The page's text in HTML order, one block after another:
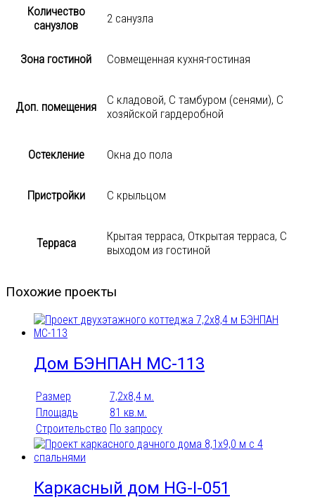
Количество
санузлов
2 санузла
Зона гостиной Совмещенная кухня-гостиная
Доп. помещения
С кладовой, С тамбуром (сенями), С
хозяйской гардеробной
Остекление Окна до пола
Пристройки С крыльцом
Терраса
Крытая терраса, Открытая терраса, С
выходом из гостиной
Похожие проекты
Дом БЭНПАН МС-113
Размер
7,2х8,4 м.
Площадь
81 кв.м.
Строительство По запросу
Каркасный дом HG-I-051